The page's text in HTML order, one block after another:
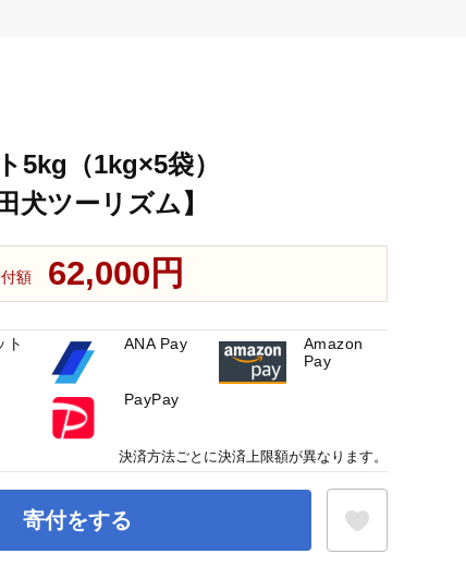
5kg（1kg×5袋）
犬ツーリズム】
額 62,000円
寄付をする
ト
ANA Pay
Amazon
Pay
PayPay
決済方法ごとに決済上限額が異なります。